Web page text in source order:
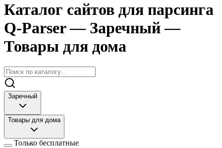
Каталог сайтов для парсинга
Q-Parser— Заречный —
Товары для дома
Заречный
Товары для дома
Только бесплатные